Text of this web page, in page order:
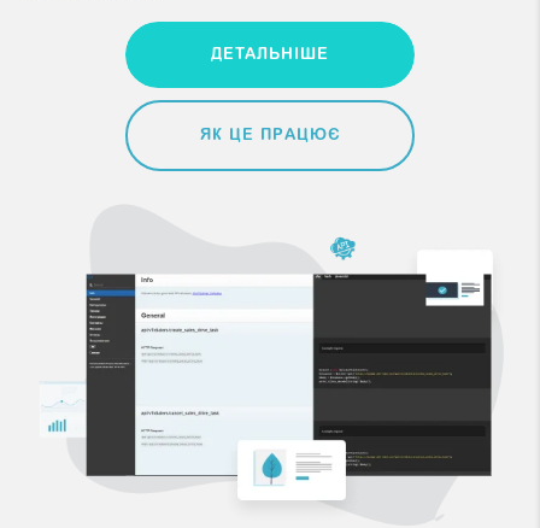
ДЕТАЛЬНІШЕ
ЯК ЦЕ ПРАЦЮЄ